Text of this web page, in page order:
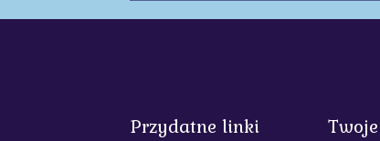
Przydatne linki